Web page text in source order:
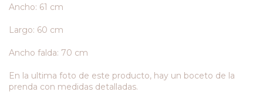
Ancho: 61 cm
Largo: 60 cm
Ancho falda: 70 cm
En la ultima foto de este producto, hay un boceto de la
prenda con medidas detalladas.